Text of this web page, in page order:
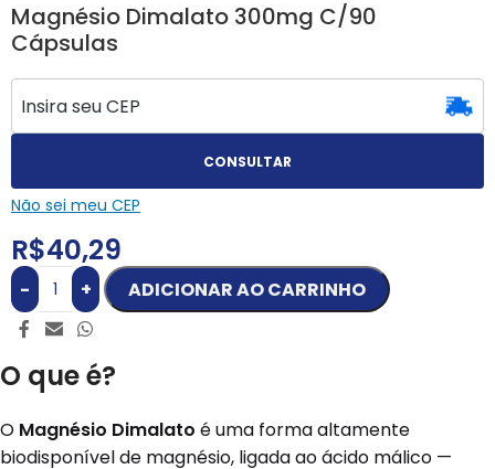
Magnésio Dimalato 300mg C/90
Cápsulas
CONSULTAR
Não sei meu CEP
R$40,29
- + ADICIONAR AO CARRINHO
O que é?
O Magnésio Dimalato é uma forma altamente
biodisponível de magnésio, ligada ao ácido málico —